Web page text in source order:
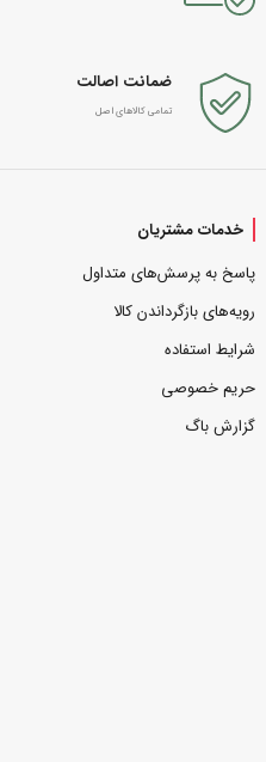
ضمانت اصالت
تمامی کالاهای اصل
خدمات مشتریان
پاسخ به پرسش‌های متداول
رویه‌های بازگرداندن کالا
شرایط استفاده
حریم خصوصی
گزارش باگ